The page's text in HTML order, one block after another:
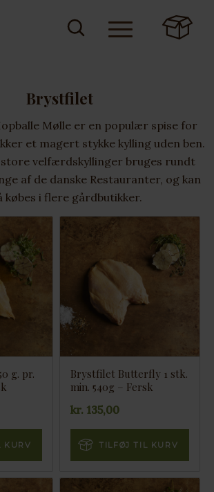
Brystfilet
Mølle er en populær spise for
et magert stykke kylling uden ben.
velfærdskyllinger bruges rundt
af de danske Restauranter, og kan
købes i flere gårdbutikker.
g. pr.
KURV
Brystfilet Butterfly 1 stk.
min. 540g – Fersk
kr. 135,00
TILFØJ TIL KURV